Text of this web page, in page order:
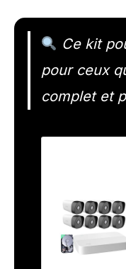
Ce kit
pour ceux
complet et